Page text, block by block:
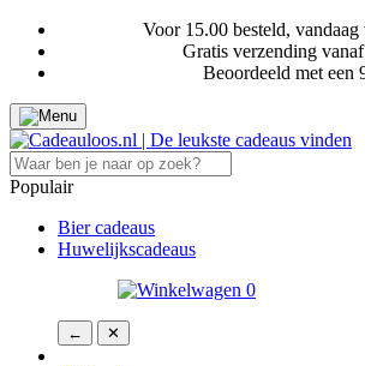
Voor 15.00 besteld, vandaag
Gratis verzending
Beoordeeld met een
Populair
Bier cadeaus
Huwelijkscadeaus
0
← ✕